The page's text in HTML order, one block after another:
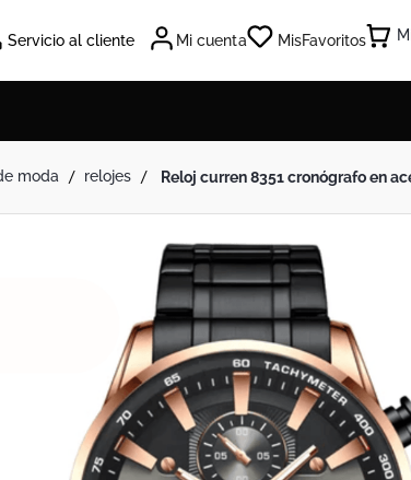
Servicio al cliente Mi cuenta MisFavoritos
moda relojes reloj curren 8351 cronógrafo en
Cuadros
Duvet